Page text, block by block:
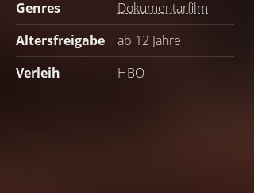
Genres
Dokumentarfilm
Altersfreigabe
ab 12 Jahre
Verleih
HBO